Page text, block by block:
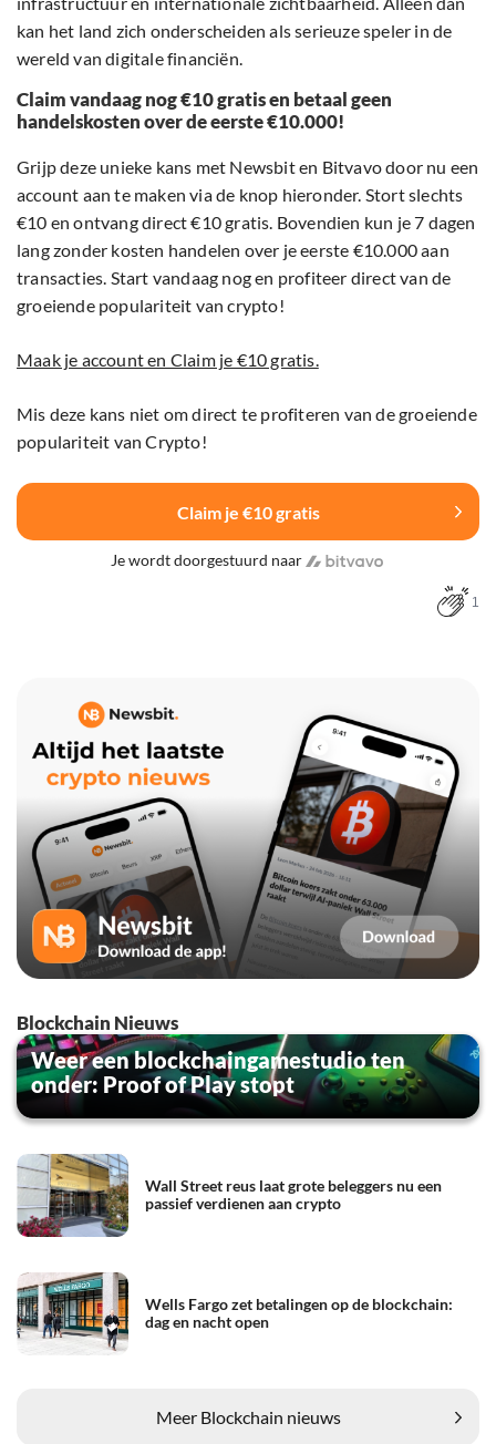
kan het land zich onderscheiden als serieuze speler in de
wereld van digitale financiën.
Claim vandaag nog €10 gratis en betaal geen
handelskosten over de eerste €10.000!
Grijp deze unieke kans met Newsbit en Bitvavo door nu een
account aan te maken via de knop hieronder. Stort slechts
€10 en ontvang direct €10 gratis. Bovendien kun je 7 dagen
lang zonder kosten handelen over je eerste €10.000 aan
transacties. Start vandaag nog en profiteer direct van de
groeiende populariteit van crypto!
Maak je account en Claim je €10 gratis.
Mis deze kans niet om direct te profiteren van de groeiende
populariteit van Crypto!
Claim je €10 gratis
Je wordt doorgestuurd naar
1
Blockchain Nieuws
Weer een blockchaingamestudio ten
onder: Proof of Play stopt
Wall Street reus laat grote beleggers nu een
passief verdienen aan crypto
Wells Fargo zet betalingen op de blockchain:
dag en nacht open
Meer Blockchain nieuws